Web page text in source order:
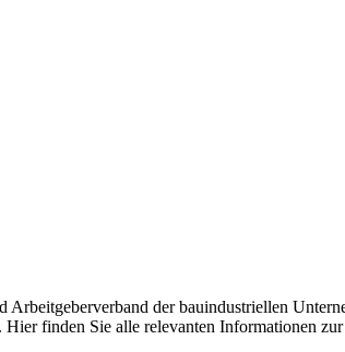
der bauindustriellen
finden Sie alle relevanten Informationen